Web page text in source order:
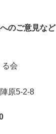
のご意見など
る会
原5-2-8